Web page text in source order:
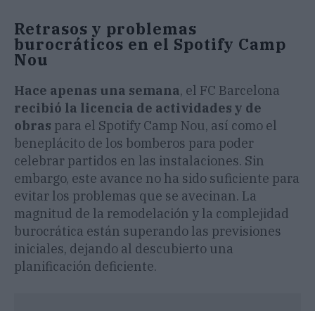
Retrasos y problemas
burocráticos en el Spotify Camp
Nou
Hace apenas una semana, el FC Barcelona
recibió la licencia de actividades y de
obras para el Spotify Camp Nou, así como el
beneplácito de los bomberos para poder
celebrar partidos en las instalaciones. Sin
embargo, este avance no ha sido suficiente para
evitar los problemas que se avecinan. La
magnitud de la remodelación y la complejidad
burocrática están superando las previsiones
iniciales, dejando al descubierto una
planificación deficiente.